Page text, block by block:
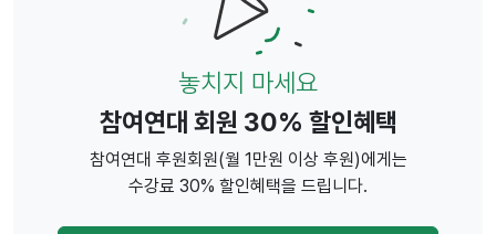
놓치지 마세요
참여연대 회원 30% 할인혜택
참여연대 후원회원(월 1만원 이상 후원)에게는
수강료 30% 할인혜택을 드립니다.